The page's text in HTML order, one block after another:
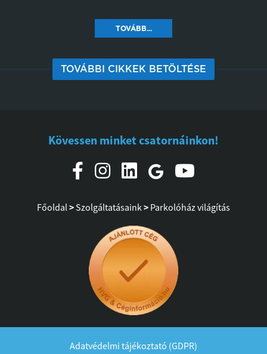
TOVÁBB...
TOVÁBBI CIKKEK BETÖLTÉSE
Kövessen minket csatornáinkon!
Főoldal > Szolgáltatásaink> Parkolóház világítás
Adatvédelmi tájékoztató (GDPR)